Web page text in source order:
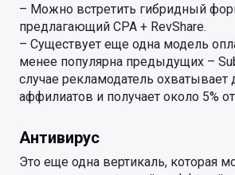
– Можно встретить гибридный
предлагающий CPA + RevShare.
– Существует еще одна модель
менее популярна предыдущих –
случае рекламодатель охватывает
аффилиатов и получает около 5%
Антивирус
Это еще одна вертикаль, которая